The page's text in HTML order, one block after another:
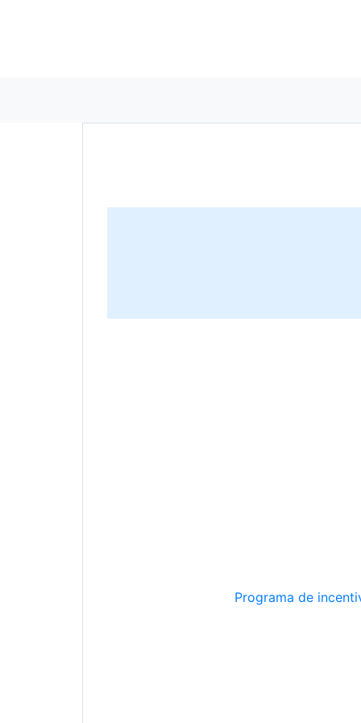
Programa de